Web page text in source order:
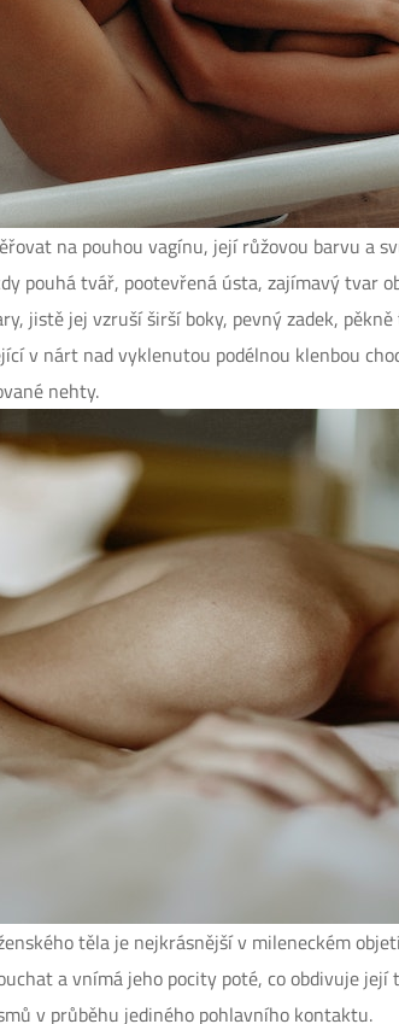
na pouhou vagínu, její růžovou barvu a
pouhá tvář, pootevřená ústa, zajímavý tvar
jistě jej vzruší širší boky, pevný zadek,
v nárt nad vyklenutou podélnou klenbou
nehty.
těla je nejkrásnější v mileneckém
a vnímá jeho pocity poté, co obdivuje její
v průběhu jediného pohlavního kontaktu.